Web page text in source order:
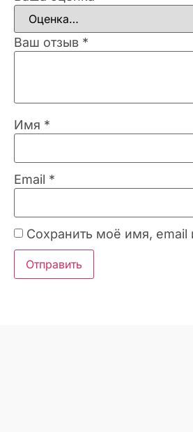
Ваш отзыв *
Имя *
Email *
Сохранить моё имя, email